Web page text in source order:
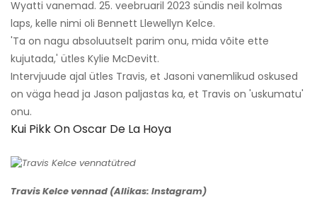
Wyatti vanemad. 25. veebruaril 2023 sündis neil kolmas
laps, kelle nimi oli Bennett Llewellyn Kelce.
'Ta on nagu absoluutselt parim onu, mida võite ette
kujutada,' ütles Kylie McDevitt.
Intervjuude ajal ütles Travis, et Jasoni vanemlikud oskused
on väga head ja Jason paljastas ka, et Travis on 'uskumatu'
onu.
Kui Pikk On Oscar De La Hoya
Travis Kelce vennad (Allikas: Instagram)